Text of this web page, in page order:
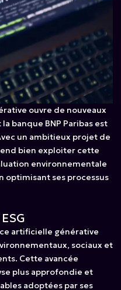
ouvre de nouveaux
banque BNP Paribas est
un ambitieux projet de
bien exploiter cette
environnementale
optimisant ses processus
artificielle générative
sociaux et
Cette avancée
plus approfondie et
adoptées par ses